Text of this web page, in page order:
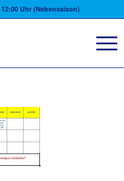
Uhr (Nebensaison)